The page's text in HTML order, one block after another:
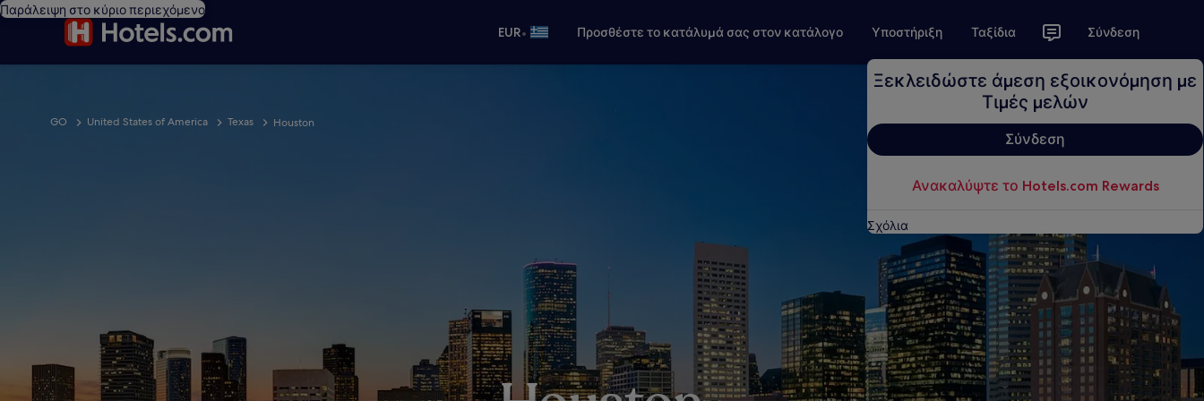
Παράλειψη στο κύριο περιεχόμενο
EUR• Προσθέστε το κατάλυμά σας στον κατάλογο Υποστήριξη Ταξίδια Σύνδεση
Ξεκλειδώστε άμεση εξοικονόμηση με
Τιμές μελών
Σύνδεση
Ανακαλύψτε το Hotels.com Rewards
Σχόλια
GO United States of America Texas Houston